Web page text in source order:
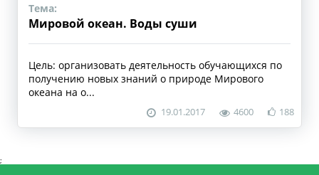
Тема:
Мировой океан. Воды суши
Цель: организовать деятельность обучающихся по
получению новых знаний о природе Мирового
океана на о...
19.01.2017 4600 188
;